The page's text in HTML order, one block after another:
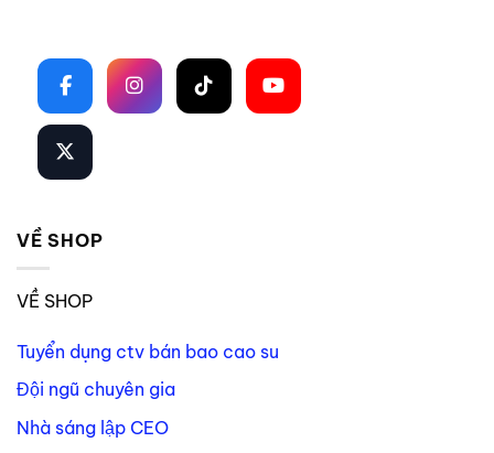
VỀ SHOP
VỀ SHOP
Tuyển dụng ctv bán bao cao su
Đội ngũ chuyên gia
Nhà sáng lập CEO